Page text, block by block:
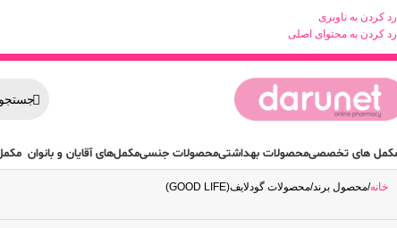
رد کردن به ناوبری
رد کردن به محتوای اصلی
های تخصصیمحصولات بهداشتیمحصولات جنسیمکمل‌های آقایان و بانوان
خانه محصول برند محصولات گودلایف(GOOD LIFE)